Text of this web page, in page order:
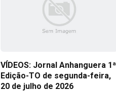
VÍDEOS: Jornal Anhanguera 1ª
Edição-TO de segunda-feira,
20 de julho de 2026